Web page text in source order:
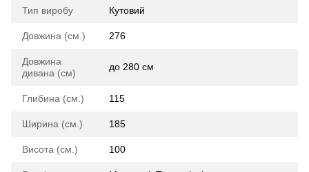
Тип виробу Кутовий
Довжина (см.) 276
Довжина
дивана (см)
до 280 см
Глибина (см.) 115
Ширина (см.) 185
Висота (см.) 100